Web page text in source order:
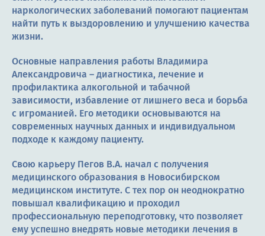
наркологических заболеваний помогают пациентам
найти путь к выздоровлению и улучшению качества
жизни.
Основные направления работы Владимира
Александровича – диагностика, лечение и
профилактика алкогольной и табачной
зависимости, избавление от лишнего веса и борьба
с игроманией. Его методики основываются на
современных научных данных и индивидуальном
подходе к каждому пациенту.
Свою карьеру Пегов В.А. начал с получения
медицинского образования в Новосибирском
медицинском институте. С тех пор он неоднократно
повышал квалификацию и проходил
профессиональную переподготовку, что позволяет
ему успешно внедрять новые методики лечения в